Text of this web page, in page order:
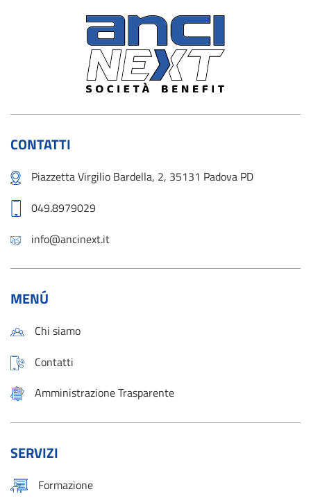
CONTATTI
Piazzetta Virgilio Bardella, 2, 35131 Padova PD
049.8979029
info@ancinext.it
MENÚ
Chi siamo
Contatti
Amministrazione Trasparente
SERVIZI
Formazione